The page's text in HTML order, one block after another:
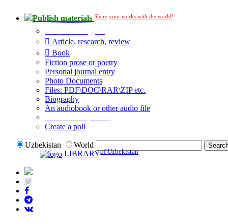
Publish materials Share your works with the world!
Article, research, review
Book
Fiction prose or poetry
Personal journal entry
Photo Documents
Files: PDF\DOC\RAR\ZIP etc.
Biography
An audiobook or other audio file
Create a poll
Uzbekistan
World
LIBRARYof Uzbekistan